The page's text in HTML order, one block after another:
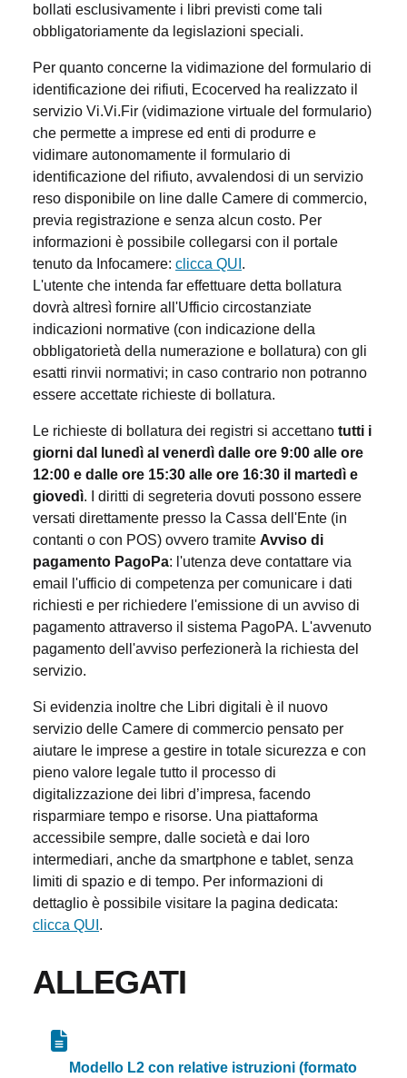
bollati esclusivamente i libri previsti come tali
obbligatoriamente da legislazioni speciali.
Per quanto concerne la vidimazione del formulario di
identificazione dei rifiuti, Ecocerved ha realizzato il
servizio Vi.Vi.Fir (vidimazione virtuale del formulario)
che permette a imprese ed enti di produrre e
vidimare autonomamente il formulario di
identificazione del rifiuto, avvalendosi di un servizio
reso disponibile on line dalle Camere di commercio,
previa registrazione e senza alcun costo. Per
informazioni è possibile collegarsi con il portale
tenuto da Infocamere: clicca QUI .
L'utente che intenda far effettuare detta bollatura
dovrà altresì fornire all'Ufficio circostanziate
indicazioni normative (con indicazione della
obbligatorietà della numerazione e bollatura) con gli
esatti rinvii normativi; in caso contrario non potranno
essere accettate richieste di bollatura.
Le richieste di bollatura dei registri si accettano tutti i
giorni dal lunedì al venerdì dalle ore 9:00 alle ore
12:00 e dalle ore 15:30 alle ore 16:30 il martedì e
giovedì. I diritti di segreteria dovuti possono essere
versati direttamente presso la Cassa dell'Ente (in
contanti o con POS) ovvero tramite Avviso di
pagamento PagoPa: l'utenza deve contattare via
email l'ufficio di competenza per comunicare i dati
richiesti e per richiedere l'emissione di un avviso di
pagamento attraverso il sistema PagoPA. L'avvenuto
pagamento dell'avviso perfezionerà la richiesta del
servizio.
Si evidenzia inoltre che Libri digitali è il nuovo
servizio delle Camere di commercio pensato per
aiutare le imprese a gestire in totale sicurezza e con
pieno valore legale tutto il processo di
digitalizzazione dei libri d’impresa, facendo
risparmiare tempo e risorse. Una piattaforma
accessibile sempre, dalle società e dai loro
intermediari, anche da smartphone e tablet, senza
limiti di spazio e di tempo. Per informazioni di
dettaglio è possibile visitare la pagina dedicata:
clicca QUI .
ALLEGATI
Modello L2 con relative istruzioni (formato